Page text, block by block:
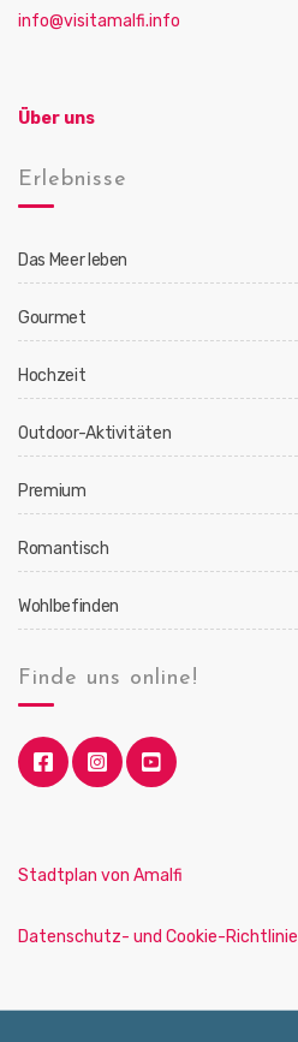
info@visitamalfi.info
Über uns
Erlebnisse
Das Meer leben
Gourmet
Hochzeit
Outdoor-Aktivitäten
Premium
Romantisch
Wohlbefinden
Finde uns online!
Stadtplan von Amalfi
Datenschutz- und Cookie-Richtlinie